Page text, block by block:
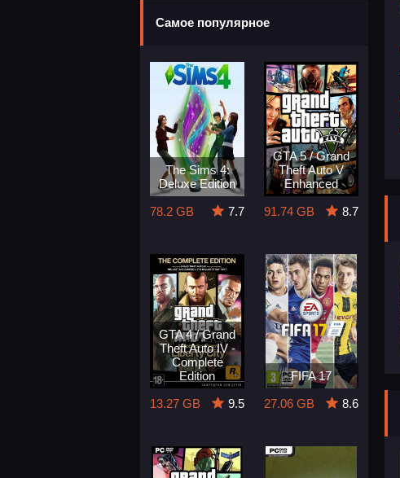
Самое популярное
The Sims 4:
Deluxe Edition
78.2 GB
7.7
GTA 5 / Grand
Theft Auto V
Enhanced
91.74 GB
8.7
GTA 4 / Grand
Theft Auto IV -
Complete
Edition
13.27 GB
9.5
FIFA 17
27.06 GB
8.6